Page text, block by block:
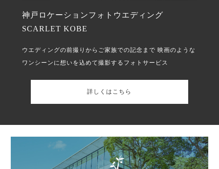
神戸ロケーションフォトウエディング
SCARLET KOBE
ウエディングの前撮りからご家族での記念まで 映画のような
ワンシーンに想いを込めて撮影するフォトサービス
詳しくはこちら